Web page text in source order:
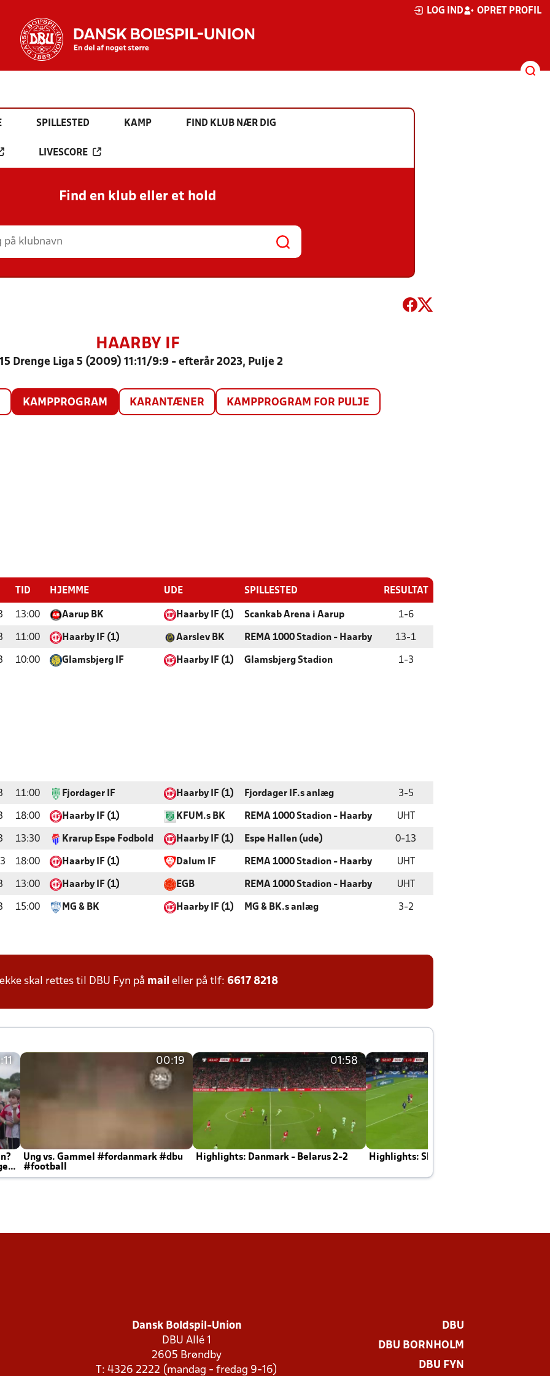
LOG IND OPRET PROFIL
SPILLESTED KAMP FIND KLUB NÆR DIG
LIVESCORE
Find en klub eller et hold
HAARBY IF
Drenge Liga 5 (2009) 11:11/9:9 - efterår 2023, Pulje 2
KAMPPROGRAM KARANTÆNER KAMPPROGRAM FOR PULJE
TID HJEMME UDE SPILLESTED RESULTAT
13:00 Aarup BK Haarby IF (1) Scankab Arena i Aarup 1-6
11:00 Haarby IF (1) Aarslev BK REMA 1000 Stadion - Haarby 13-1
10:00 Glamsbjerg IF Haarby IF (1) Glamsbjerg Stadion 1-3
11:00 Fjordager IF Haarby IF (1) Fjordager IF.s anlæg 3-5
18:00 Haarby IF (1) KFUM.s BK REMA 1000 Stadion - Haarby UHT
13:30 Krarup Espe Fodbold Haarby IF (1) Espe Hallen (ude) 0-13
18:00 Haarby IF (1) Dalum IF REMA 1000 Stadion - Haarby UHT
13:00 Haarby IF (1) EGB REMA 1000 Stadion - Haarby UHT
15:00 MG & BK Haarby IF (1) MG & BK.s anlæg 3-2
skal rettes til DBU Fyn på mail eller på tlf: 6617 8218
00:19
Ung vs. Gammel #fordanmark #dbu
#football
01:58
Highlights: Danmark - Belarus 2-2 Highlights: Skotland - Danmark 4-2
Dansk Boldspil-Union
DBU Allé 1
2605 Brøndby
T: 4326 2222 (mandag - fredag 9-16)
DBU
DBU BORNHOLM
DBU FYN